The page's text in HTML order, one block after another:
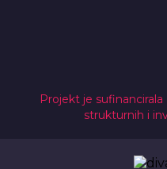
Projekt je
strukturnih i